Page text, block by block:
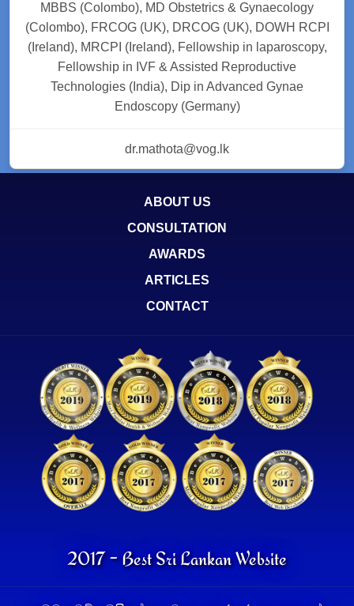
MBBS (Colombo), MD Obstetrics & Gynaecology
(Colombo), FRCOG (UK), DRCOG (UK), DOWH RCPI
(Ireland), MRCPI (Ireland), Fellowship in laparoscopy,
Fellowship in IVF & Assisted Reproductive
Technologies (India), Dip in Advanced Gynae
Endoscopy (Germany)
dr.mathota@vog.lk
ABOUT US
CONSULTATION
AWARDS
ARTICLES
CONTACT
2017 - Best Sri Lankan Website